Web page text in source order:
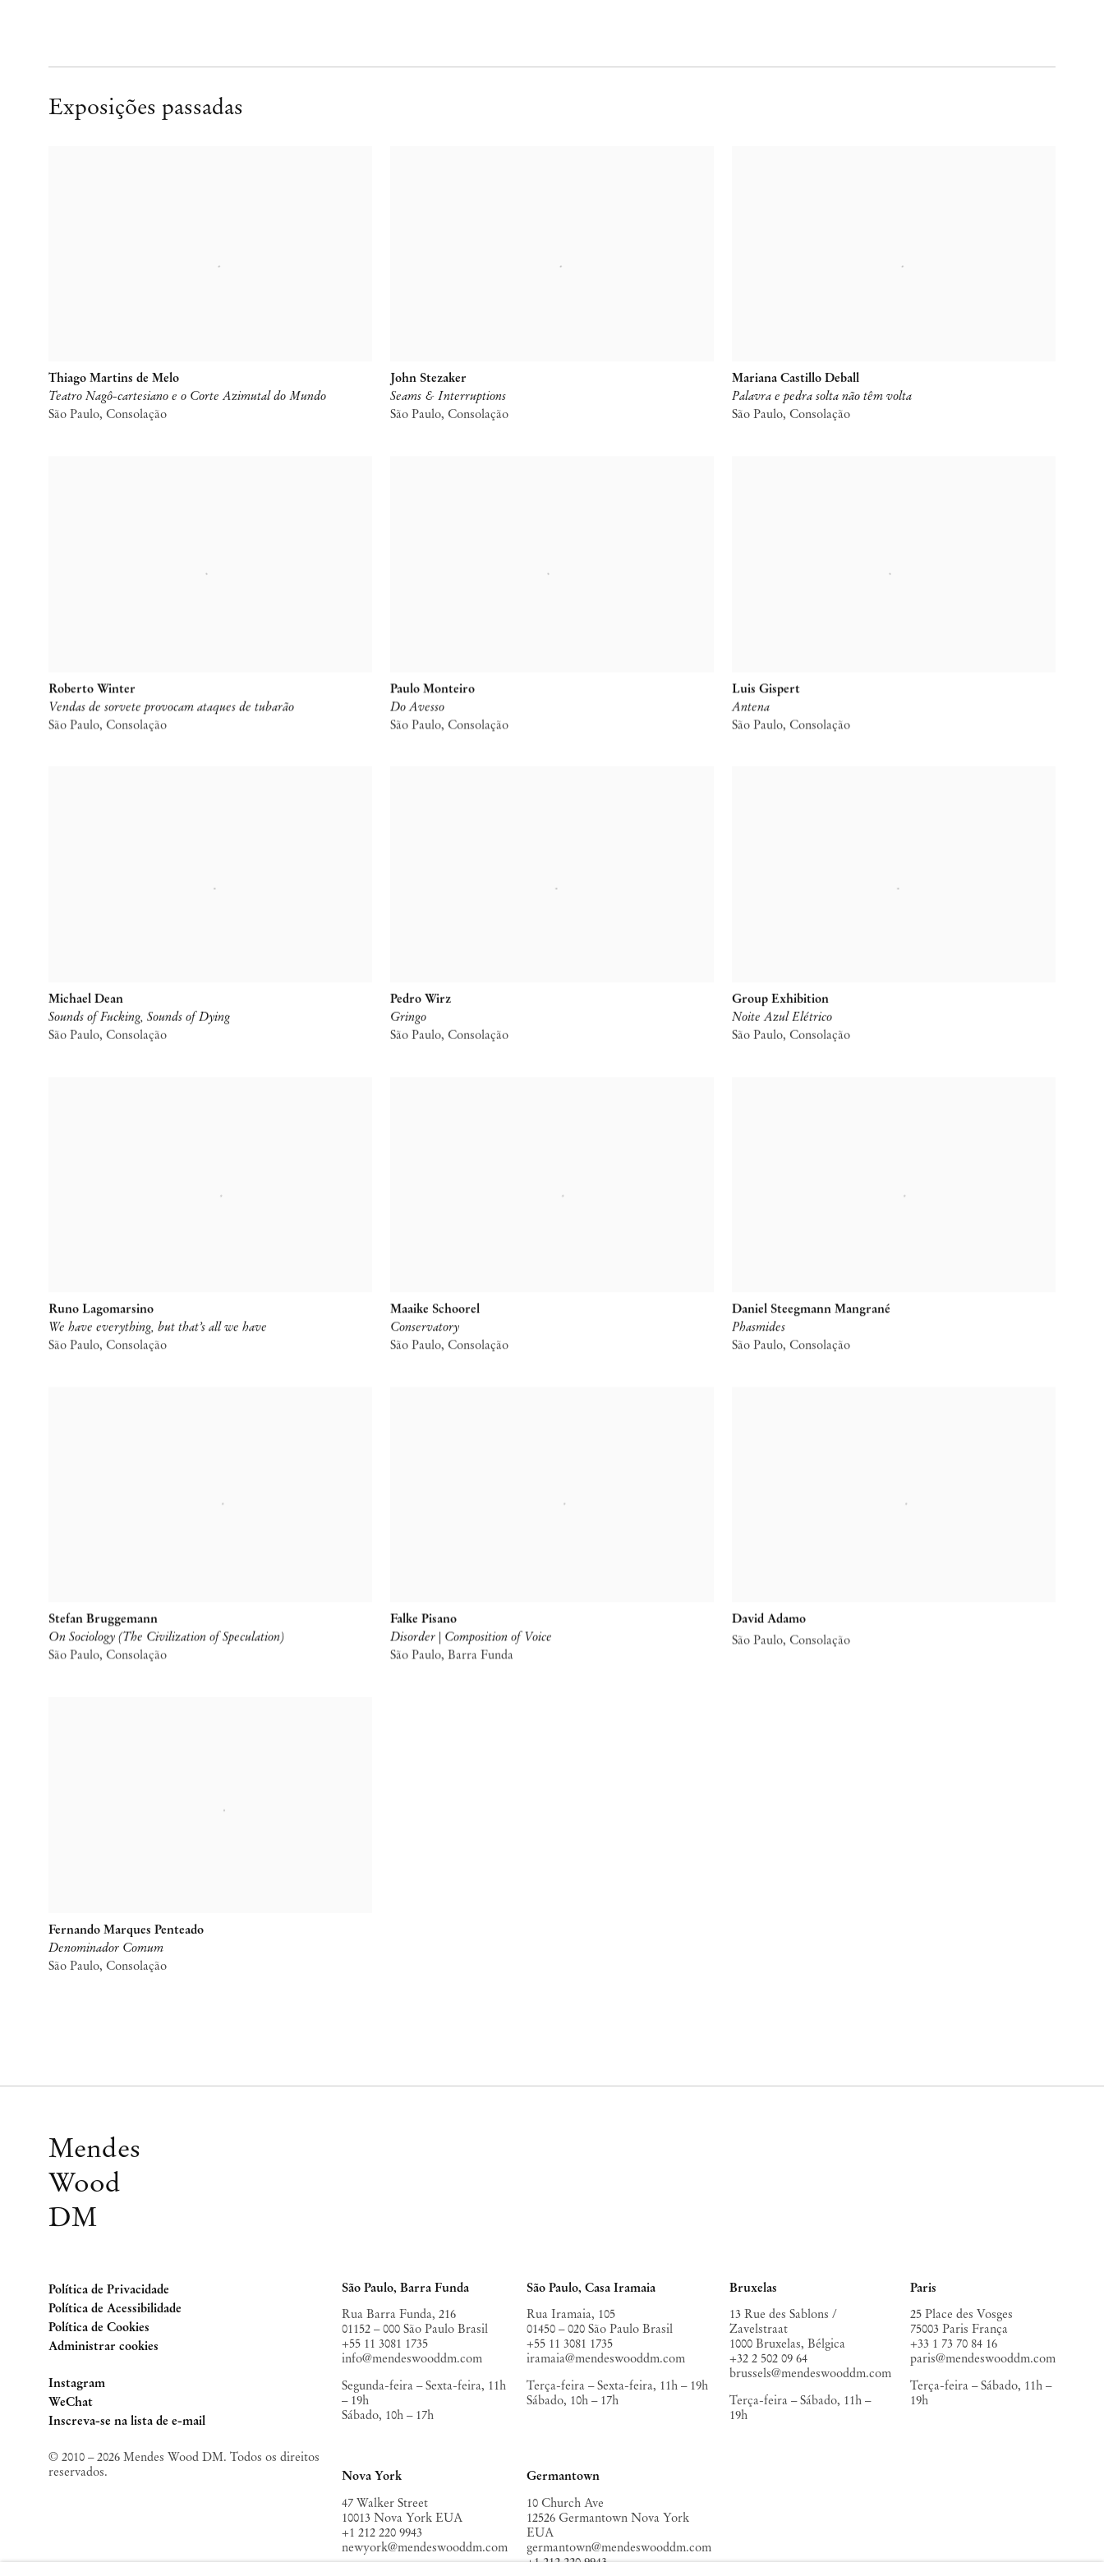
Exposições passadas
Teatro Nagô-cartesiano e o Corte Azimutal do Mundo
Thiago Martins de Melo
São Paulo, Consolação
Seams & Interruptions
John Stezaker
São Paulo, Consolação
Palavra e pedra solta não têm volta
Mariana Castillo Deball
São Paulo, Consolação
Vendas de sorvete provocam ataques de tubarão
Roberto Winter
São Paulo, Consolação
Do Avesso
Paulo Monteiro
São Paulo, Consolação
Antena
Luis Gispert
São Paulo, Consolação
Sounds of Fucking, Sounds of Dying
Michael Dean
São Paulo, Consolação
Gringo
Pedro Wirz
São Paulo, Consolação
Noite Azul Elétrico
Group Exhibition
São Paulo, Consolação
We have everything, but that’s all we have
Runo Lagomarsino
São Paulo, Consolação
Conservatory
Maaike Schoorel
São Paulo, Consolação
Phasmides
Daniel Steegmann Mangrané
São Paulo, Consolação
On Sociology (The Civilization of Speculation)
Stefan Bruggemann
São Paulo, Consolação
Disorder | Composition of Voice
Falke Pisano
São Paulo, Barra Funda
David Adamo
São Paulo, Consolação
Denominador Comum
Fernando Marques Penteado
São Paulo, Consolação
Mendes
Wood
DM
Política de Privacidade
Política de Acessibilidade
Política de Cookies
Administrar cookies
Instagram
, opens in a new tab.
WeChat
, opens in a new tab.
Inscreva-se na lista de e-mail
© 2010 – 2026 Mendes Wood DM. Todos os direitos
reservados.
São Paulo, Barra Funda
Rua Barra Funda, 216
01152 – 000 São Paulo Brasil
+55 11 3081 1735
info@mendeswooddm.com
Segunda-feira – Sexta-feira, 11h
– 19h
Sábado, 10h – 17h
São Paulo, Casa Iramaia
Rua Iramaia, 105
01450 – 020 São Paulo Brasil
+55 11 3081 1735
iramaia@mendeswooddm.com
Terça-feira – Sexta-feira, 11h – 19h
Sábado, 10h – 17h
Bruxelas
13 Rue des Sablons /
Zavelstraat
1000 Bruxelas, Bélgica
+32 2 502 09 64
brussels@mendeswooddm.com
Terça-feira – Sábado, 11h –
19h
Paris
25 Place des Vosges
75003 Paris França
+33 1 73 70 84 16
paris@mendeswooddm.com
Terça-feira – Sábado, 11h –
19h
Nova York
47 Walker Street
10013 Nova York EUA
+1 212 220 9943
newyork@mendeswooddm.com
Germantown
10 Church Ave
12526 Germantown Nova York
EUA
germantown@mendeswooddm.com
+1 212 220 9943